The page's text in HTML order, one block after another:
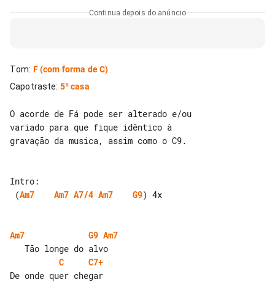
Continua depois do anúncio
Tom: F(com forma de C)
Capotraste: 5ª casa
O acorde de Fá pode ser alterado e/ou
variado para que fique idêntico à
gravação da musica, assim como o C9.
(Am7 Am7 A7/4 Am7 G9) 4x
Am7 G9 Am7
C
C7+